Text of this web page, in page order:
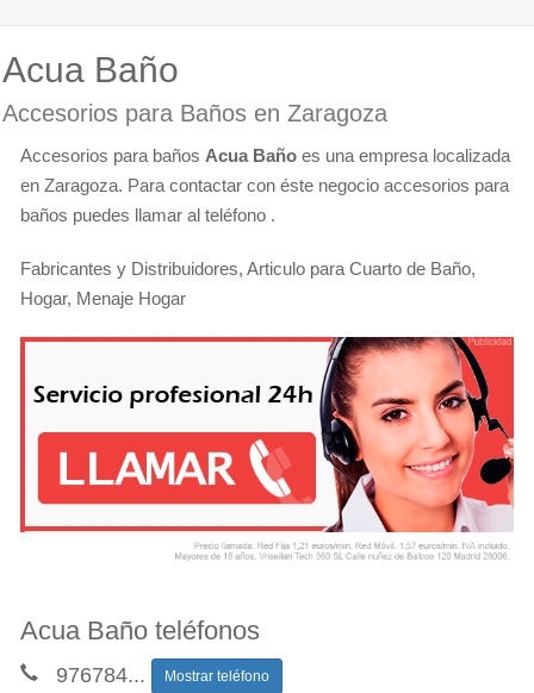
Acua Baño
Accesorios para Baños en Zaragoza
Accesorios para baños Acua Baño es una empresa localizada
en Zaragoza. Para contactar con éste negocio accesorios para
baños puedes llamar al teléfono .
Fabricantes y Distribuidores, Articulo para Cuarto de Baño,
Hogar, Menaje Hogar
Acua Baño teléfonos
976784... Mostrar teléfono